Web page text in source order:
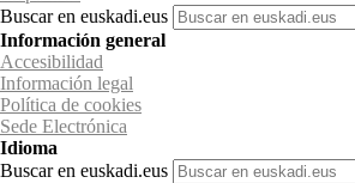
Buscar en euskadi.eus
Información general
Accesibilidad
Información legal
Política de cookies
Sede Electrónica
Idioma
Buscar en euskadi.eus